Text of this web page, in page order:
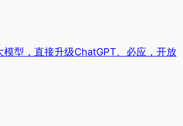
型，直接升级ChatGPT、必应，开放